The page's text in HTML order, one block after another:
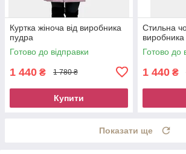
Куртка жіноча від виробника
пудра
Готово до відправки
1 440 ₴ 1 780 ₴
Купити
Стильна
Готово до
1 440 ₴
Показати ще